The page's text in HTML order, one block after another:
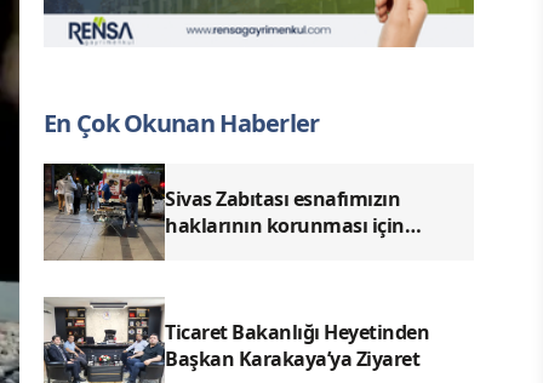
En Çok Okunan Haberler
Sivas Zabıtası esnafımızın
haklarının korunması için
Ticaret Bakanlığı Heyetinden
Başkan Karakaya’ya Ziyaret